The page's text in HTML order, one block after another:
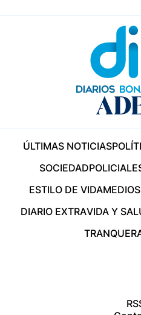
ÚLTIMAS NOTICIAS
SOCIEDAD
ESTILO DE VIDAMEDIOS
DIARIO EXTRAVIDA Y